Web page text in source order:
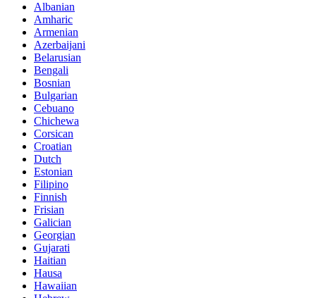
Albanian
Amharic
Armenian
Azerbaijani
Belarusian
Bengali
Bosnian
Bulgarian
Cebuano
Chichewa
Corsican
Croatian
Dutch
Estonian
Filipino
Finnish
Frisian
Galician
Georgian
Gujarati
Haitian
Hausa
Hawaiian